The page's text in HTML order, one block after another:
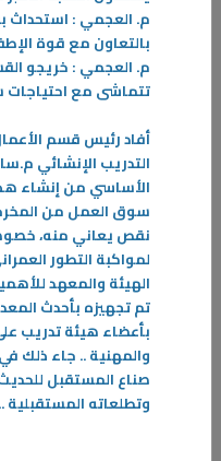
العمل الحر نجاح للحاضر ومنارة
الناجح وتحويل مواهبهم
م. العجمي : استحداث
بالتعاون مع قوة
م. العجمي : خريجو
تتماشى مع
أفاد رئيس قسم
التدريب الإنشائي
الأساسي من إنشاء
سوق العمل من
نقص يعاني منه،
لمواكبة التطور
الهيئة والمعهد
تم تجهيزه بأحدث
بأعضاء هيئة تدريب
والمهنية .. جاء ذلك
صناع المستقبل
وتطلعاته المستقبلية..